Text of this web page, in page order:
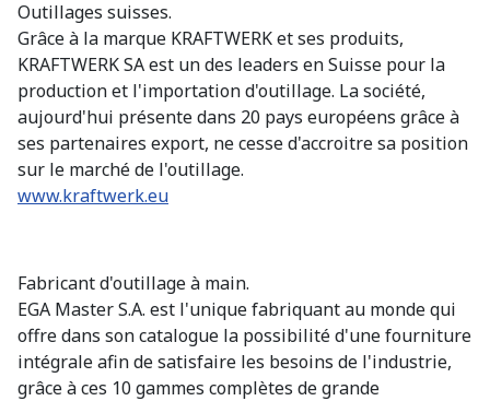
Outillages suisses.
Grâce à la marque KRAFTWERK et ses produits,
KRAFTWERK SA est un des leaders en Suisse pour la
production et l'importation d'outillage. La société,
aujourd'hui présente dans 20 pays européens grâce à
ses partenaires export, ne cesse d'accroitre sa position
sur le marché de l'outillage.
www.kraftwerk.eu
Fabricant d'outillage à main.
EGA Master S.A. est l'unique fabriquant au monde qui
offre dans son catalogue la possibilité d'une fourniture
intégrale afin de satisfaire les besoins de l'industrie,
grâce à ces 10 gammes complètes de grande